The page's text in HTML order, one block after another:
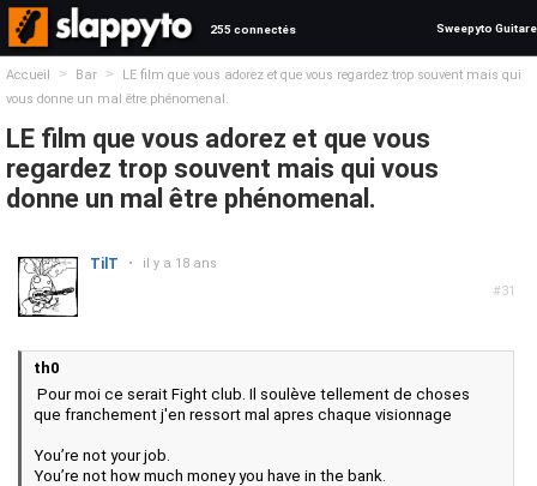
255 connectés Sweepyto Guitare
Accueil > Bar >
LE film que vous adorez et que vous regardez trop souvent mais qui
vous donne un mal être phénomenal.
LE film que vous adorez et que vous
regardez trop souvent mais qui vous
donne un mal être phénomenal.
#31
TilT • il y a 18 ans
th0
Pour moi ce serait Fight club. Il soulève tellement de choses
que franchement j'en ressort mal apres chaque visionnage
You’re not your job.
You’re not how much money you have in the bank.